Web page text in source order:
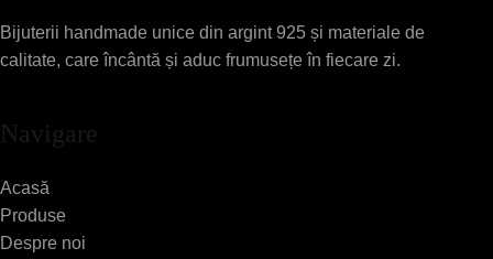
Bijuterii handmade unice din argint 925 și materiale de
calitate, care încântă și aduc frumusețe în fiecare zi.
Navigare
Acasă
Produse
Despre noi